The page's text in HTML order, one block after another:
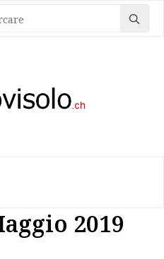
for:
2019